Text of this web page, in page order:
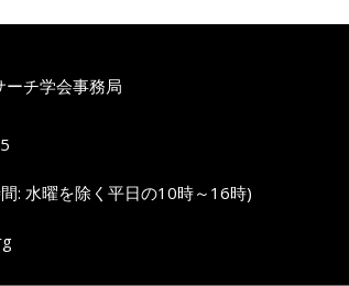
ーチ学会事務局
: 水曜を除く平日の10時～16時)